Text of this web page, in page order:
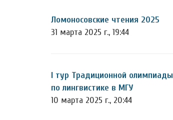
Ломоносовские чтения 2025
31 марта 2025 г., 19:44
I тур Традиционной олимпиады
по лингвистике в МГУ
10 марта 2025 г., 20:44